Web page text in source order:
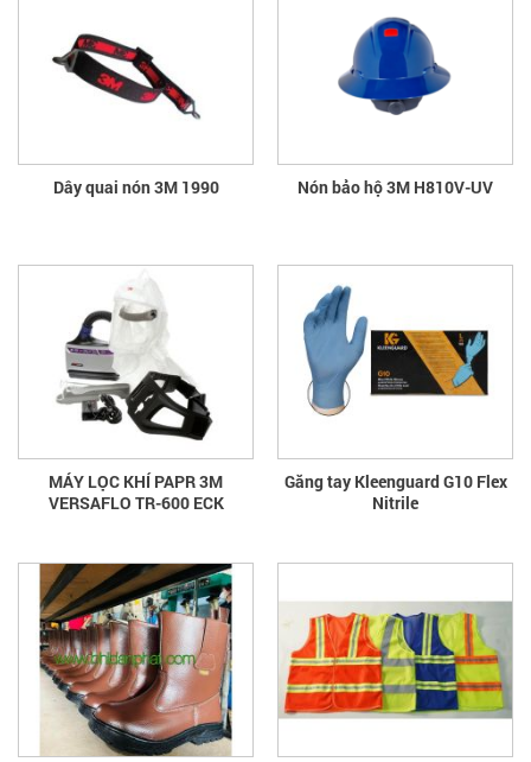
Dây quai nón 3M 1990 Nón bảo hộ 3M H810V-UV
MÁY LỌC KHÍ PAPR 3M
VERSAFLO TR-600 ECK
Găng tay Kleenguard G10 Flex
Nitrile